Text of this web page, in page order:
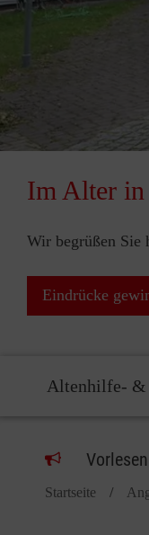
Im Alter in
Wir begrüßen Sie
Eindrücke
Altenhilfe- &
Vorlesen
Startseite